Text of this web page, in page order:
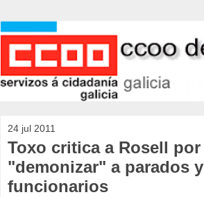
24 jul 2011
Toxo critica a Rosell por
"demonizar" a parados y
funcionarios